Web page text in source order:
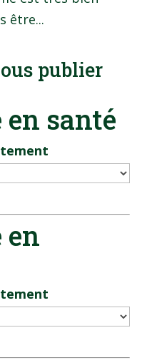
être...
publier
santé